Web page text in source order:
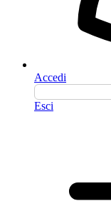
Accedi
Esci